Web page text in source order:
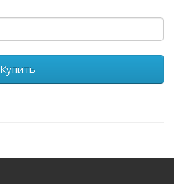
Купить